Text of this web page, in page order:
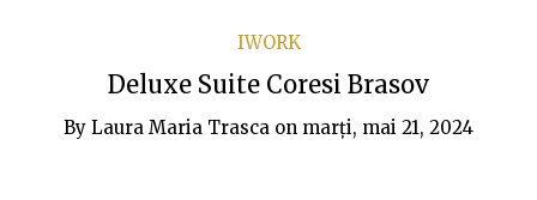
IWORK
Deluxe Suite Coresi Brasov
By Laura Maria Trasca on marți, mai 21, 2024